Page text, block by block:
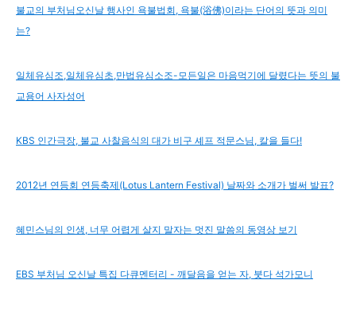
불교의 부처님오신날 행사인 욕불법회, 욕불(浴佛)이라는 단어의 뜻과 의미
는?
일체유심조,일체유심초,만법유심소조-모든일은 마음먹기에 달렸다는 뜻의 불
교용어 사자성어
KBS 인간극장, 불교 사찰음식의 대가 비구 셰프 적문스님, 칼을 들다!
2012년 연등회 연등축제(Lotus Lantern Festival) 날짜와 소개가 벌써 발표?
혜민스님의 인생, 너무 어렵게 살지 말자는 멋진 말씀의 동영상 보기
EBS 부처님 오신날 특집 다큐멘터리 - 깨달음을 얻는 자, 붓다 석가모니